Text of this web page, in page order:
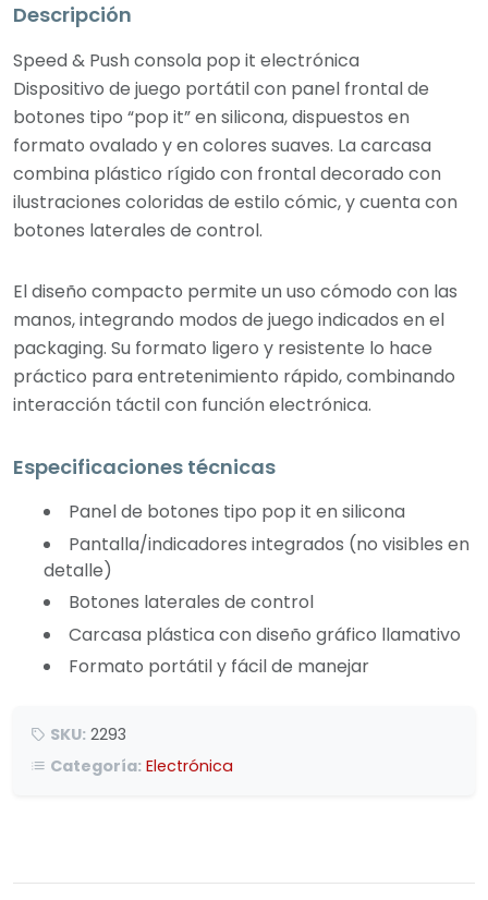
Descripción
Speed & Push consola pop it electrónica
Dispositivo de juego portátil con panel frontal de
botones tipo “pop it” en silicona, dispuestos en
formato ovalado y en colores suaves. La carcasa
combina plástico rígido con frontal decorado con
ilustraciones coloridas de estilo cómic, y cuenta con
botones laterales de control.
El diseño compacto permite un uso cómodo con las
manos, integrando modos de juego indicados en el
packaging. Su formato ligero y resistente lo hace
práctico para entretenimiento rápido, combinando
interacción táctil con función electrónica.
Especificaciones técnicas
Panel de botones tipo pop it en silicona
Pantalla/indicadores integrados (no visibles en
detalle)
Botones laterales de control
Carcasa plástica con diseño gráfico llamativo
Formato portátil y fácil de manejar
SKU: 2293
Categoría: Electrónica